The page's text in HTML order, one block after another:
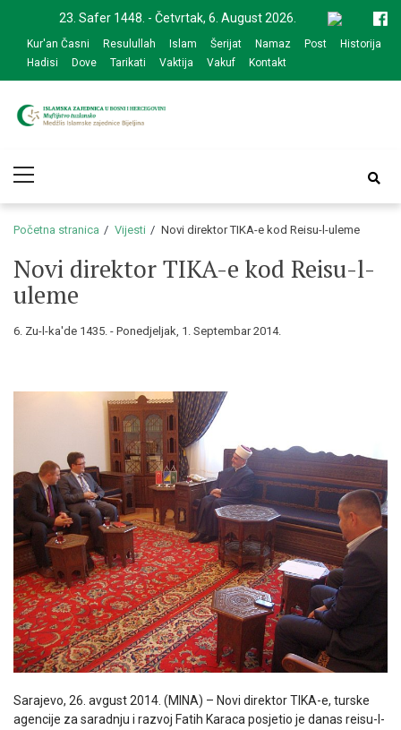
navigation
content
23. Safer 1448. - Četvrtak, 6. August 2026.
Kur'an Časni Resulullah Islam Šerijat Namaz Post
Historija
Hadisi
Dove Tarikati Vaktija Vakuf Kontakt
zajednice Bijeljina
Menu
Početna stranica Vijesti Novi direktor TIKA-e kod Reisu-l-uleme
Novi direktor TIKA-e kod Reisu-l-
uleme
6. Zu-l-ka'de 1435. - Ponedjeljak, 1. Septembar 2014.
Sarajevo, 26. avgust 2014. (MINA) – Novi direktor TIKA-e, turske
agencije za saradnju i razvoj Fatih Karaca posjetio je danas reisu-l-